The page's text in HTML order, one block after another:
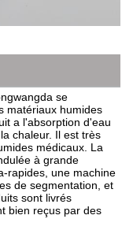
se
matériaux humides
a l'absorption d'eau
chaleur. Il est très
médicaux. La
à grande
rapides, une machine
de segmentation, et
sont livrés
bien reçus par des